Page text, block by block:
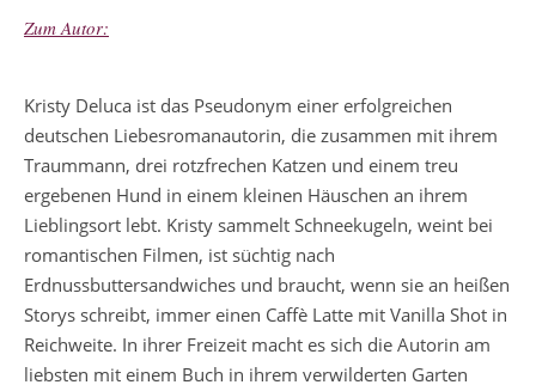
Zum Autor:
Kristy Deluca ist das Pseudonym einer erfolgreichen
deutschen Liebesromanautorin, die zusammen mit ihrem
Traummann, drei rotzfrechen Katzen und einem treu
ergebenen Hund in einem kleinen Häuschen an ihrem
Lieblingsort lebt. Kristy sammelt Schneekugeln, weint bei
romantischen Filmen, ist süchtig nach
Erdnussbuttersandwiches und braucht, wenn sie an heißen
Storys schreibt, immer einen Caffè Latte mit Vanilla Shot in
Reichweite. In ihrer Freizeit macht es sich die Autorin am
liebsten mit einem Buch in ihrem verwilderten Garten